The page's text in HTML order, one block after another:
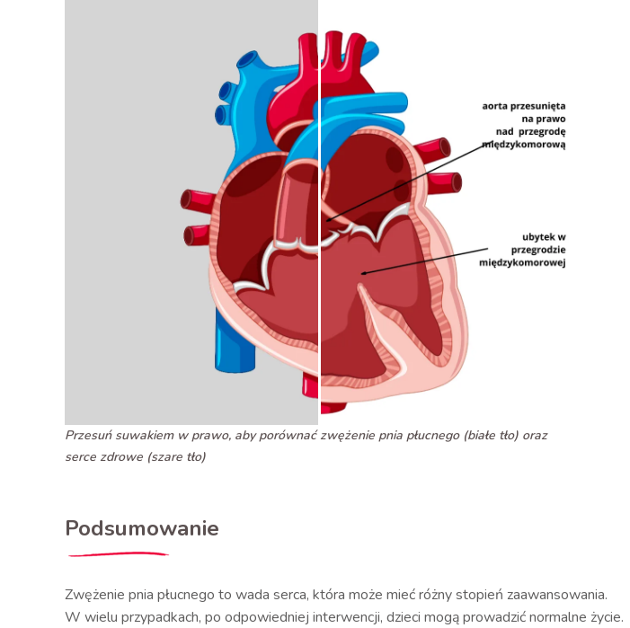
Przesuń suwakiem w prawo, aby porównać zwężenie pnia płucnego (białe tło) oraz
serce zdrowe (szare tło)
Podsumowanie
Zwężenie pnia płucnego to wada serca, która może mieć różny stopień zaawansowania.
W wielu przypadkach, po odpowiedniej interwencji, dzieci mogą prowadzić normalne życie.